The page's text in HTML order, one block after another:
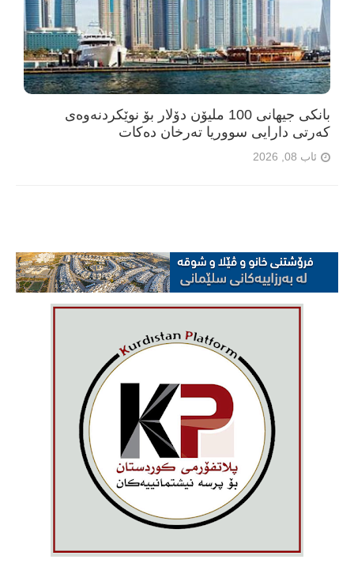
بانکی جیهانی 100 ملیۆن دۆلار بۆ نوێکردنەوەی
کەرتی دارایی سووریا تەرخان دەکات
ئاب 08, 2026